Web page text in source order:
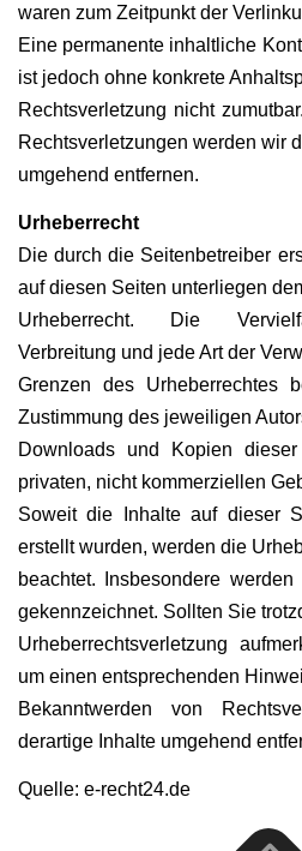
waren zum Zeitpunkt der
Eine permanente inhaltliche
ist jedoch ohne konkrete
Rechtsverletzung nicht
Rechtsverletzungen werden wir
umgehend entfernen.
Urheberrecht
Die durch die Seitenbetreiber
auf diesen Seiten unterliegen
Urheberrecht. Die
Verbreitung und jede Art der
Grenzen des Urheberrechtes
Zustimmung des jeweiligen
Downloads und Kopien
privaten, nicht kommerziellen
Soweit die Inhalte auf dieser
erstellt wurden, werden die
beachtet. Insbesondere
gekennzeichnet. Sollten Sie
Urheberrechtsverletzung
um einen entsprechenden
Bekanntwerden von
derartige Inhalte umgehend
Quelle: e-recht24.de